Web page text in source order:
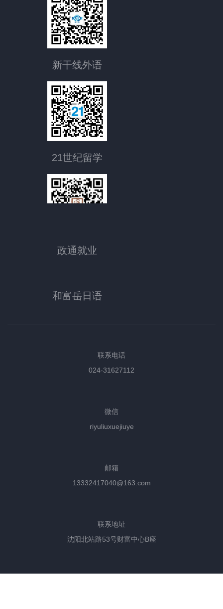
新干线外语
21世纪留学
政通就业
和富岳日语
联系电话
024-31627112
微信
riyuliuxuejiuye
邮箱
13332417040@163.com
联系地址
沈阳北站路53号财富中心B座